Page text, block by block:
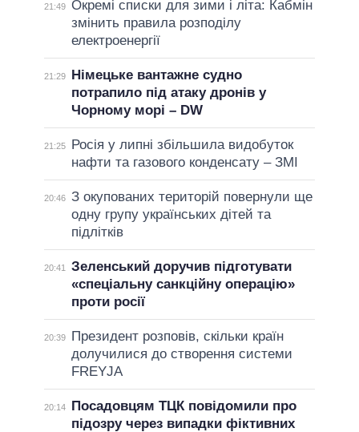
21:49 Окремі списки для зими і літа: Кабмін
змінить правила розподілу
електроенергії
21:29
Німецьке вантажне судно
потрапило під атаку дронів у
Чорному морі – DW
21:25
Росія у липні збільшила видобуток
нафти та газового конденсату – ЗМІ
20:46 З окупованих територій повернули ще
одну групу українських дітей та
підлітків
20:41
Зеленський доручив підготувати
«спеціальну санкційну операцію»
проти росії
20:39
Президент розповів, скільки країн
долучилися до створення системи
FREYJA
20:14
Посадовцям ТЦК повідомили про
підозру через випадки фіктивних